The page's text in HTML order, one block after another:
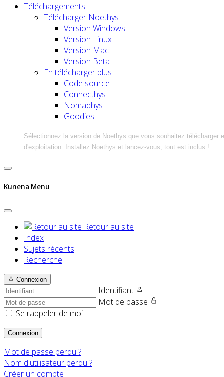
Téléchargements
Télécharger Noethys
Version Windows
Version Linux
Version Mac
Version Beta
En télécharger plus
Code source
Connecthys
Nomadhys
Goodies
Sélectionnez la version de Noethys que vous souhaitez télécharger
d'exploitation. Installez Noethys et lancez-vous, tout est inclus !
Kunena Menu
Retour au site
Index
Sujets récents
Recherche
Connexion
Identifiant
Mot de passe
Se rappeler de moi
Connexion
Mot de passe perdu ?
Nom d'utilisateur perdu ?
Créer un compte